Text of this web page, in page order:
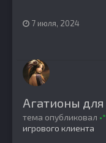
7 июля, 2024
Агатионы для
тема опубликовал
игрового клиента